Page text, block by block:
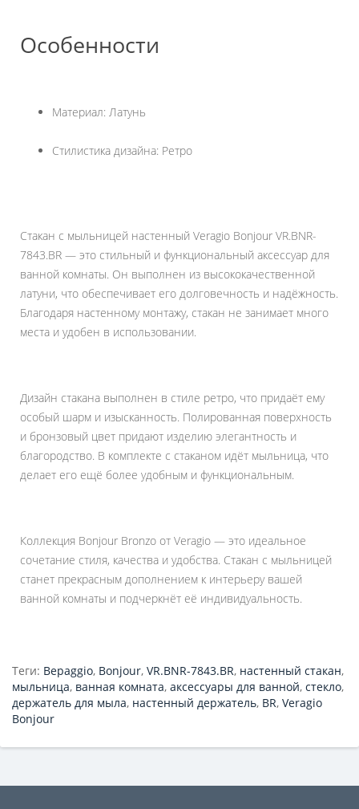
Особенности
Материал: Латунь
Стилистика дизайна: Ретро
Стакан с мыльницей настенный Veragio Bonjour VR.BNR-
7843.BR — это стильный и функциональный аксессуар для
ванной комнаты. Он выполнен из высококачественной
латуни, что обеспечивает его долговечность и надёжность.
Благодаря настенному монтажу, стакан не занимает много
места и удобен в использовании.
Дизайн стакана выполнен в стиле ретро, что придаёт ему
особый шарм и изысканность. Полированная поверхность
и бронзовый цвет придают изделию элегантность и
благородство. В комплекте с стаканом идёт мыльница, что
делает его ещё более удобным и функциональным.
Коллекция Bonjour Bronzo от Veragio — это идеальное
сочетание стиля, качества и удобства. Стакан с мыльницей
станет прекрасным дополнением к интерьеру вашей
ванной комнаты и подчеркнёт её индивидуальность.
Теги: Верaggio, Bonjour, VR.BNR-7843.BR, настенный стакан,
мыльница, ванная комната, аксессуары для ванной, стекло,
держатель для мыла, настенный держатель, BR, Veragio
Bonjour